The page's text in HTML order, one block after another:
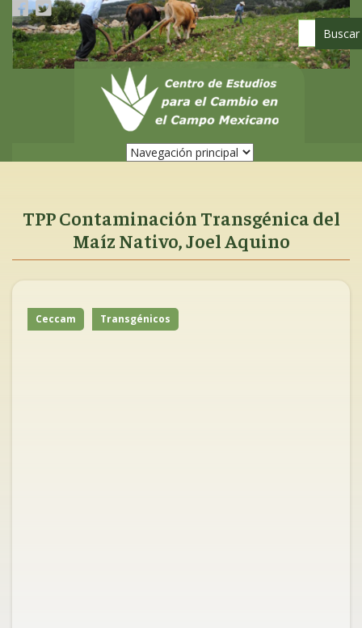
Pasar
contenido
principal
TPP Contaminación Transgénica del
Maíz Nativo, Joel Aquino
Ceccam Transgénicos